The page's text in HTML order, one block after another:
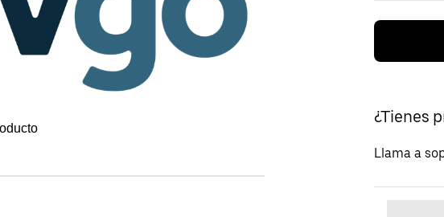
¿Tienes
Llama a